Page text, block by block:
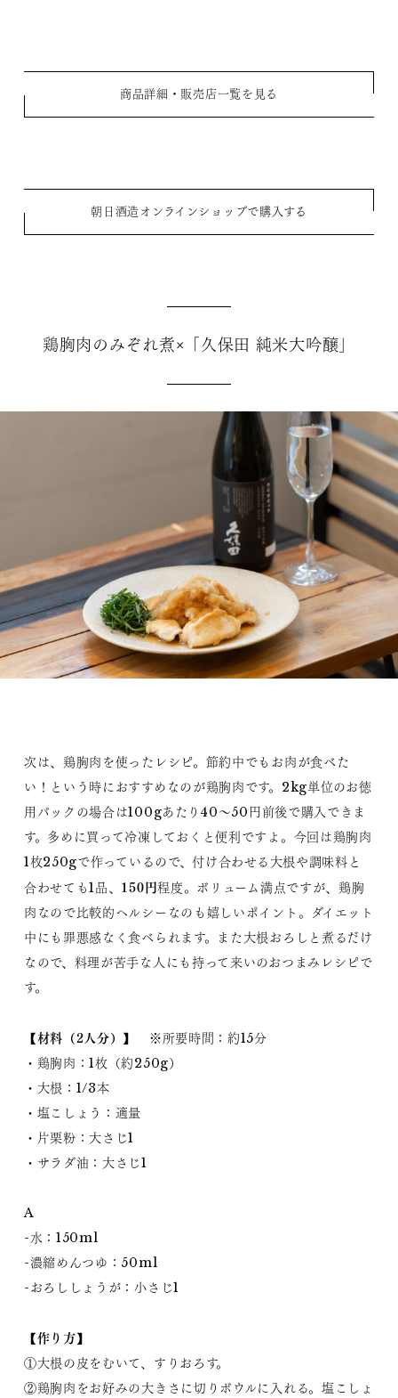
商品詳細・販売店一覧を見る
朝日酒造オンラインショップで購入する
鶏胸肉のみぞれ煮×「久保田 純米大吟醸」
次は、鶏胸肉を使ったレシピ。節約中でもお肉が食べた
い！という時におすすめなのが鶏胸肉です。2kg単位のお徳
用パックの場合は100gあたり40～50円前後で購入できま
す。多めに買って冷凍しておくと便利ですよ。今回は鶏胸肉
1枚250gで作っているので、付け合わせる大根や調味料と
合わせても1品、 150円程度。ボリューム満点ですが、鶏胸
肉なので比較的ヘルシーなのも嬉しいポイント。ダイエット
中にも罪悪感なく食べられます。また大根おろしと煮るだけ
なので、料理が苦手な人にも持って来いのおつまみレシピで
す。
【材料（2人分）】
※所要時間：約15分
・鶏胸肉：1枚（約250g）
・大根：1/3本
・塩こしょう：適量
・片栗粉：大さじ1
・サラダ油：大さじ1
A
-水：150ml
-濃縮めんつゆ：50ml
-おろししょうが：小さじ1
【作り方】
①大根の皮をむいて、すりおろす。
②鶏胸肉をお好みの大きさに切りボウルに入れる。塩こしょ